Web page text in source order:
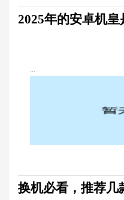
2025年的安卓机
...
换机必看，推荐